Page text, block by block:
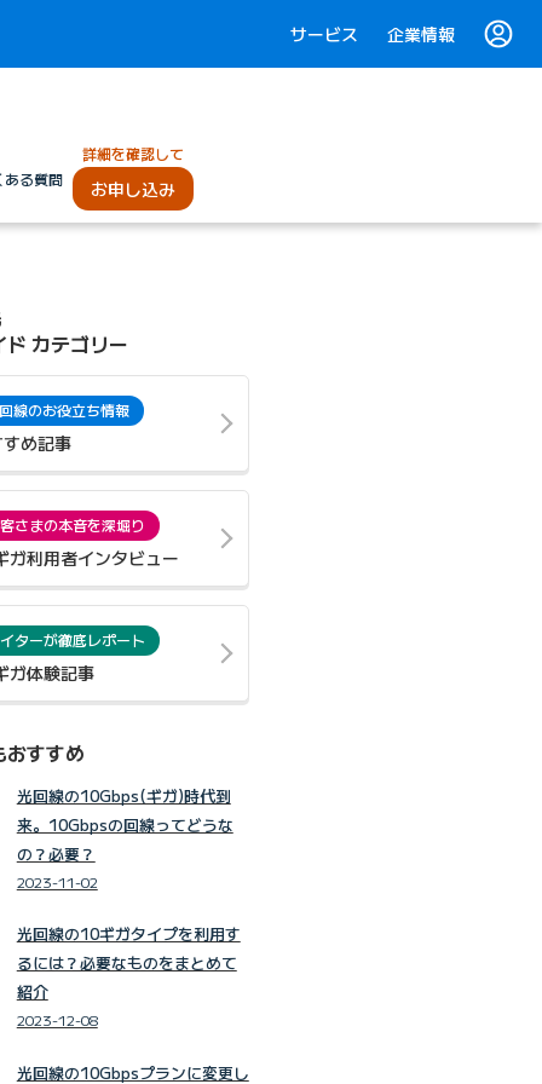
サービス 企業情報
ある質問
詳細を確認して
お申し込み
ド カテゴリー
線のお役立ち情報
め記事
さまの本音を深堀り
ガ利用者インタビュー
ターが徹底レポート
ガ体験記事
おすすめ
光回線の10Gbps(ギガ)時代到
来。10Gbpsの回線ってどうな
の？必要？
2023-11-02
光回線の10ギガタイプを利用す
るには？必要なものをまとめて
紹介
2023-12-08
光回線の10Gbpsプランに変更し